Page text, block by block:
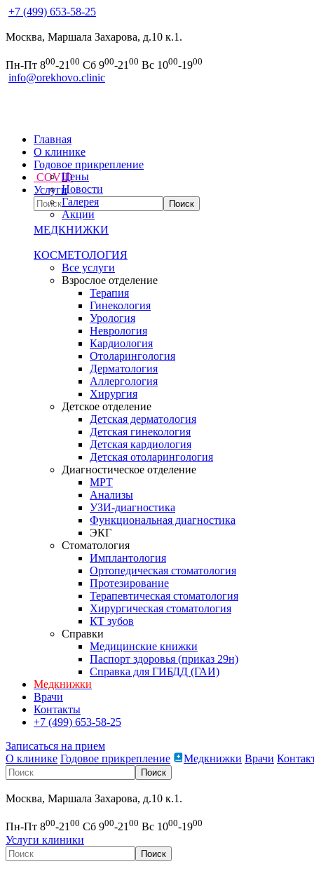
+7 (499) 653-58-25
Москва, Маршала Захарова, д.10 к.1.
Пн-Пт 800-21 00 Сб 900-21 00 Вс 1000-1900
info@orekhovo.clinic
Главная
О клинике
Цены
Новости
Галерея
Акции
Годовое прикрепление
COVID
Услуги
МЕДКНИЖКИ
КОСМЕТОЛОГИЯ
Все услуги
Взрослое отделение
Терапия
Гинекология
Урология
Неврология
Кардиология
Отоларингология
Дерматология
Аллергология
Хирургия
Детское отделение
Детская дерматология
Детская гинекология
Детская кардиология
Детская отоларингология
Диагностическое отделение
МРТ
Анализы
УЗИ-диагностика
Функциональная диагностика
ЭКГ
Стоматология
Имплантология
Ортопедическая стоматология
Протезирование
Терапевтическая стоматология
Хирургическая стоматология
КТ зубов
Справки
Медицинские книжки
Паспорт здоровья (приказ 29н)
Справка для ГИБДД (ГАИ)
Медкнижки
Врачи
Контакты
+7 (499) 653-58-25
Записаться на прием
О клинике Годовое прикрепление Медкнижки Врачи
Москва, Маршала Захарова, д.10 к.1.
Пн-Пт 800-2100 Сб 900-2100 Вс 1000-1900
Услуги клиники